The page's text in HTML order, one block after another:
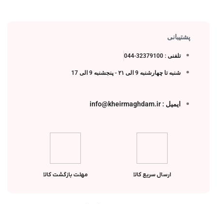
پشتیبانی
تلفنی : 32379100-044
شنبه تا چهارشنبه 9 الی ۲۱ - پنجشنبه 9 الی 17
ایمیل : info@kheirmaghdam.ir
ارسال سریع کالا مهلت بازگشت کالا